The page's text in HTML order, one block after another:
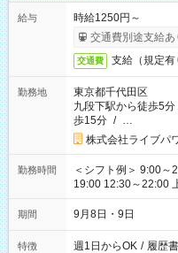
給与
時給1250円～
交通費別途支給あ
交通費 支給（規定有
勤務地
東京都千代田区
九段下駅から徒歩5分
歩15分 / …
株式会社ライブパ
勤務時間
＜シフト例＞ 9:00
19:00 12:30～22:00 上記の時間から好きな時間を選べます！ ※
時間は変更となる可
期間 9月8日・9日
特徴 週1日からOK / 履歴